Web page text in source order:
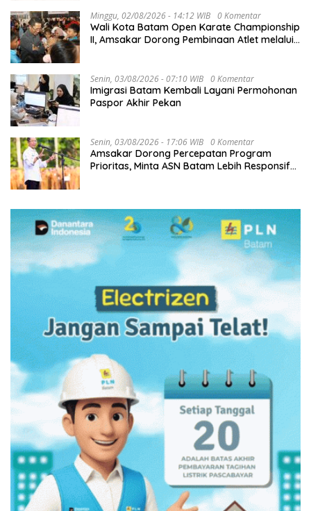
Minggu, 02/08/2026 - 14:12 WIB 0 Komentar
Wali Kota Batam Open Karate Championship
II, Amsakar Dorong Pembinaan Atlet melalui
Senin, 03/08/2026 - 07:10 WIB 0 Komentar
Imigrasi Batam Kembali Layani Permohonan
Paspor Akhir Pekan
Senin, 03/08/2026 - 17:06 WIB 0 Komentar
Amsakar Dorong Percepatan Program
Prioritas, Minta ASN Batam Lebih Responsif